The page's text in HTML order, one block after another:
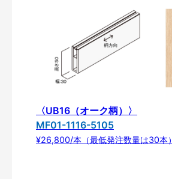
〈UB16（オーク柄）〉
MF01-1116-5105
¥26,800/本（最低発注数量は30本）